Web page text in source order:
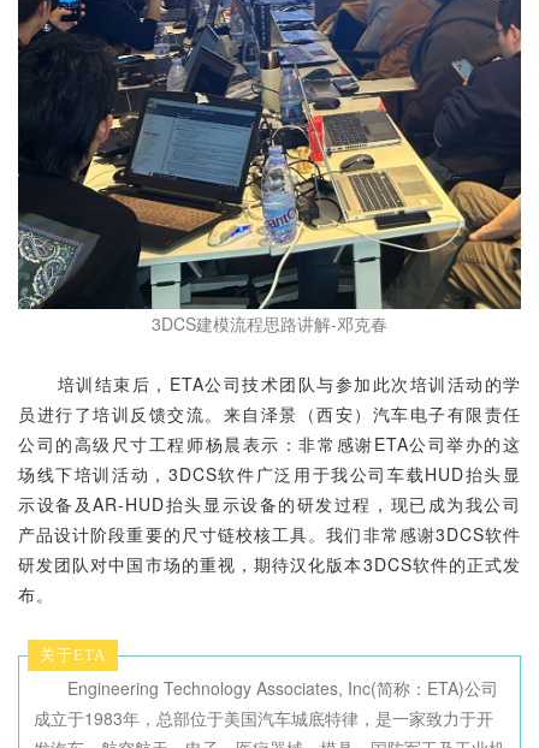
3DCS建模流程思路讲解-邓克春
培训结束后，ETA公司技术团队与参加此次培训活动的学
员进行了培训反馈交流。来自泽景（西安）汽车电子有限责任
公司的高级尺寸工程师杨晨表示：非常感谢ETA公司举办的这
场线下培训活动，3DCS软件广泛用于我公司车载HUD抬头显
示设备及AR-HUD抬头显示设备的研发过程，现已成为我公司
产品设计阶段重要的尺寸链校核工具。我们非常感谢3DCS软件
研发团队对中国市场的重视，期待汉化版本3DCS软件的正式发
布。
关于ETA
Engineering Technology Associates, Inc(简称：ETA)公司
成立于1983年，总部位于美国汽车城底特律，是一家致力于开